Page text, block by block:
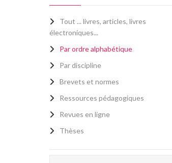
Tout ... livres, articles, livres
électroniques...
Par ordre alphabétique
Par discipline
Brevets et normes
Ressources pédagogiques
Revues en ligne
Thèses